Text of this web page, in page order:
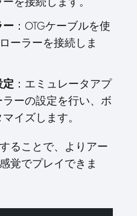
ー ：OTGケーブルを使
ーラーを接続しま
定 ：エミュレータアプ
ーの設定を行い、ボ
イズします。
ることで、よりアー
覚でプレイできま